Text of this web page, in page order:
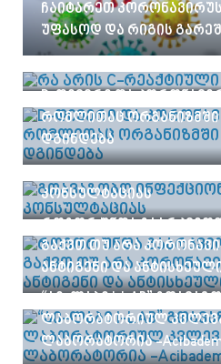
ჩაიტარეთ
უფასოდ და რიგის
D-დიმერი და
რომლითაც ორგანიზმში
დგინდება
კონსულტაციას
როგორ უნდა
გაქვთ თუ არა
ანტიგენი და
“აი-ლაბი I-LAB”
ლაბორატორიულ
ლაბორატორია -Acibadem